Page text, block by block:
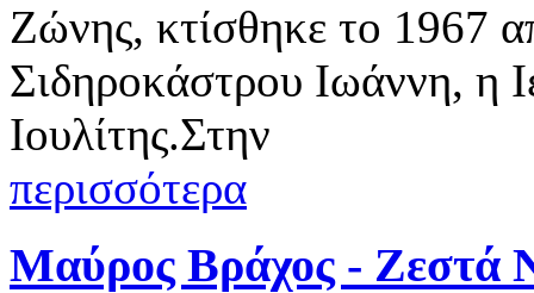
Ζώνης, κτίσθηκε το 1967
Σιδηροκάστρου Ιωάννη, η
Ιουλίτης.Στην
περισσότερα
Μαύρος Βράχος - Ζεστά